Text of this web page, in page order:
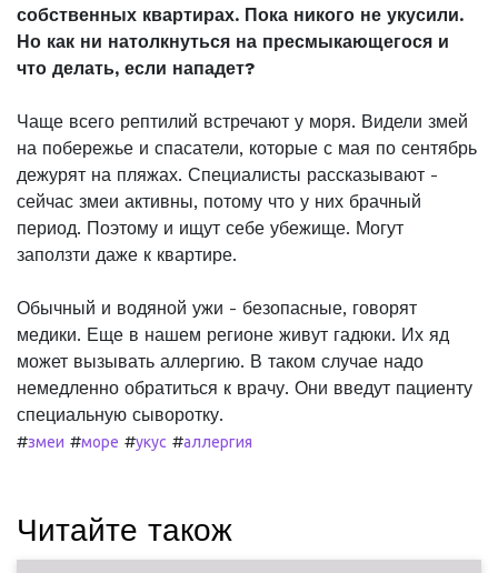
собственных квартирах. Пока никого не укусили.
Но как ни натолкнуться на пресмыкающегося и
что делать, если нападет?
Чаще всего рептилий встречают у моря. Видели змей
на побережье и спасатели, которые с мая по сентябрь
дежурят на пляжах. Специалисты рассказывают -
сейчас змеи активны, потому что у них брачный
период. Поэтому и ищут себе убежище. Могут
заползти даже к квартире.
Обычный и водяной ужи - безопасные, говорят
медики. Еще в нашем регионе живут гадюки. Их яд
может вызывать аллергию. В таком случае надо
немедленно обратиться к врачу. Они введут пациенту
специальную сыворотку.
#змеи #море #укус #аллергия
Читайте також